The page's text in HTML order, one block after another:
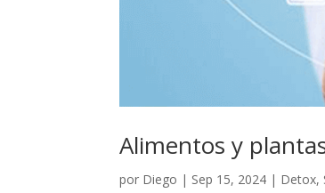
Alimentos y
por Diego | Sep 15, 2024 | Detox,